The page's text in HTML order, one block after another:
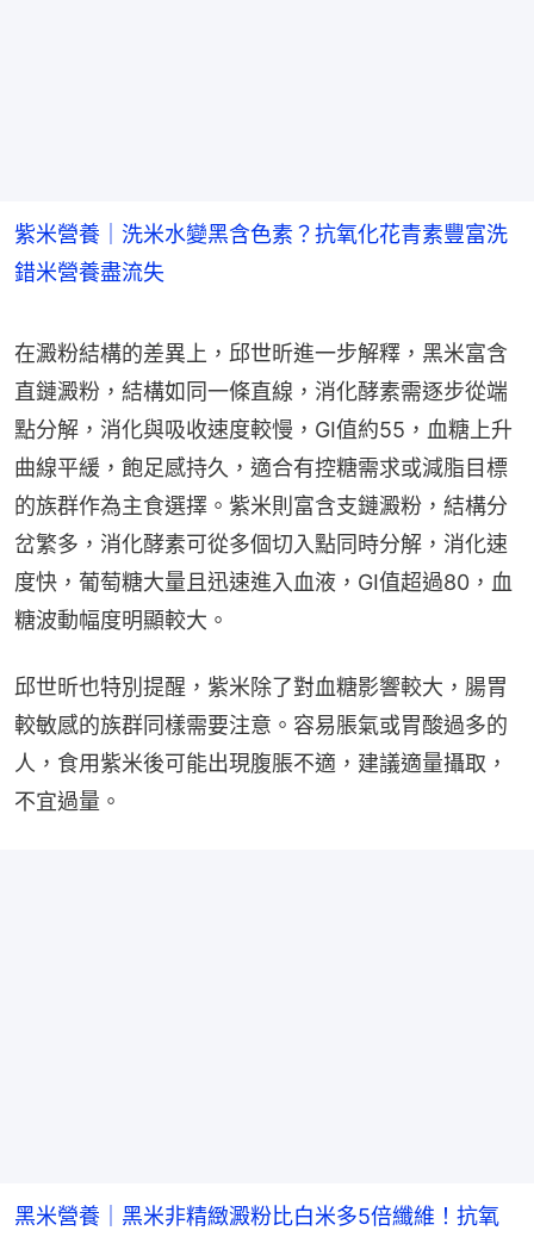
紫米營養｜洗米水變黑含色素？抗氧化花青素豐富洗
錯米營養盡流失
在澱粉結構的差異上，邱世昕進一步解釋，黑米富含
直鏈澱粉，結構如同一條直線，消化酵素需逐步從端
點分解，消化與吸收速度較慢，GI值約55，血糖上升
曲線平緩，飽足感持久，適合有控糖需求或減脂目標
的族群作為主食選擇。紫米則富含支鏈澱粉，結構分
岔繁多，消化酵素可從多個切入點同時分解，消化速
度快，葡萄糖大量且迅速進入血液，GI值超過80，血
糖波動幅度明顯較大。
邱世昕也特別提醒，紫米除了對血糖影響較大，腸胃
較敏感的族群同樣需要注意。容易脹氣或胃酸過多的
人，食用紫米後可能出現腹脹不適，建議適量攝取，
不宜過量。
黑米營養｜黑米非精緻澱粉比白米多5倍纖維！抗氧